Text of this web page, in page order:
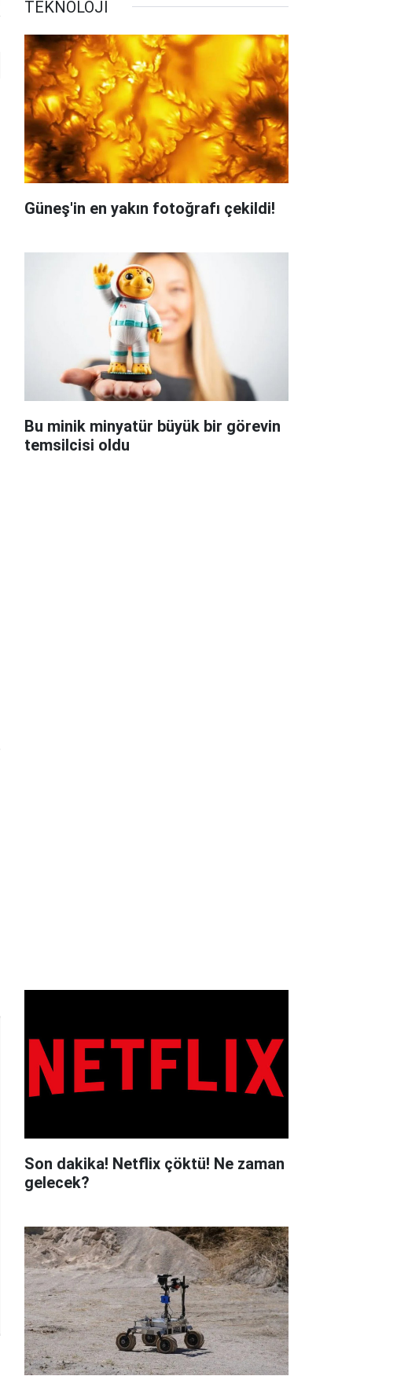
TEKNOLOJİ
Güneş'in en yakın fotoğrafı çekildi!
Bu minik minyatür büyük bir görevin
temsilcisi oldu
Son dakika! Netflix çöktü! Ne zaman
gelecek?